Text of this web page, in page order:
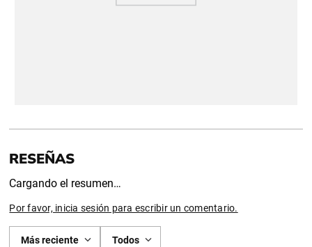
Cargando el resumen…
Por favor, inicia sesión para escribir un comentario.
Más reciente Todos